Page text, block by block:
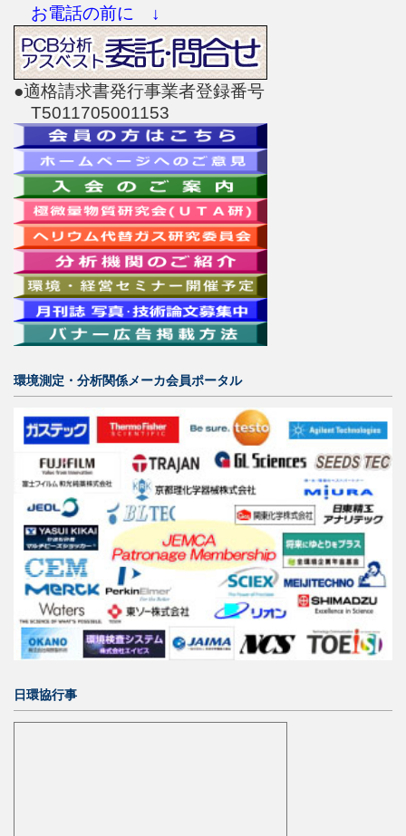
お電話の前に ↓
●適格請求書発行事業者登録番号
T5011705001153
環境測定・分析関係メーカ会員ポータル
日環協行事